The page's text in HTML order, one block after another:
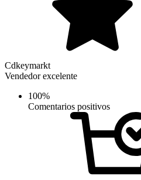
Cdkeymarkt
Vendedor excelente
100%
Comentarios positivos